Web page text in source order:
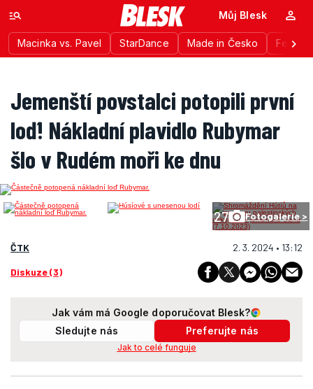
Macinka vs. Pavel StarDance Made in Česko
Můj Blesk
Jemenští povstalci potopili první
loď! Nákladní plavidlo Rubymar
šlo v Rudém moři ke dnu
27 Fotogalerie >
ČTK 2. 3. 2024 • 13:12
Diskuze (3)
Jak vám má Google doporučovat Blesk?
Sledujte nás
Preferujte nás
Jak to celé funguje